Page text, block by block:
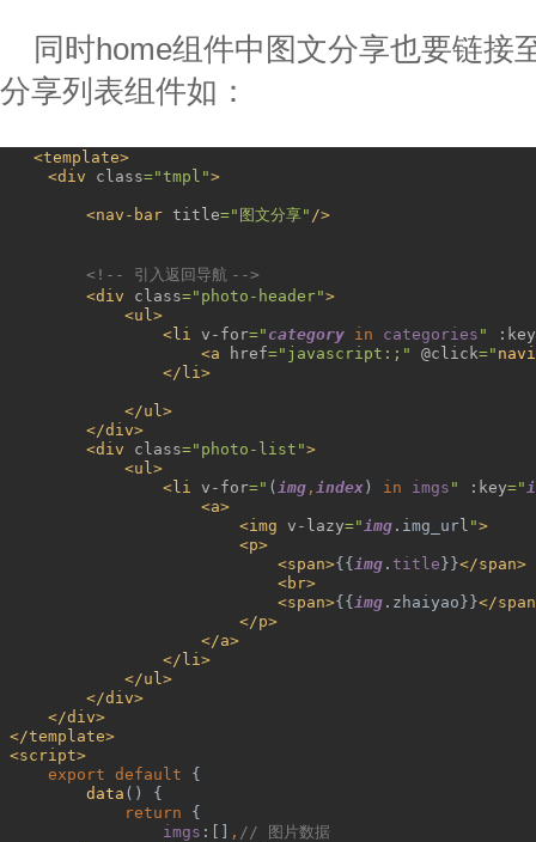
同时home组件中图文分享也要链接
分享列表组件如：
<template>
<div class="tmpl">
<nav-bar title=" 图文分享" />
<!-- 引入返回导航 -->
<div class="photo-header">
<ul>
<li v-for=" category in categories "
:key
<a
href="javascript:;" @click="
</li>
</ul>
</div>
<div class="photo-list">
<ul>
<li v-for=" ( img , index ) in imgs " :key="
<a>
<img v-lazy="img .img_url ">
<p>
<span>{{ img . title }}</span>
<br>
<span>{{ img .zhaiyao}}</
</p>
</a>
</li>
</ul>
</div>
</div>
</template>
<script>
export default {
data () {
return {
imgs :[] , //
图片数据